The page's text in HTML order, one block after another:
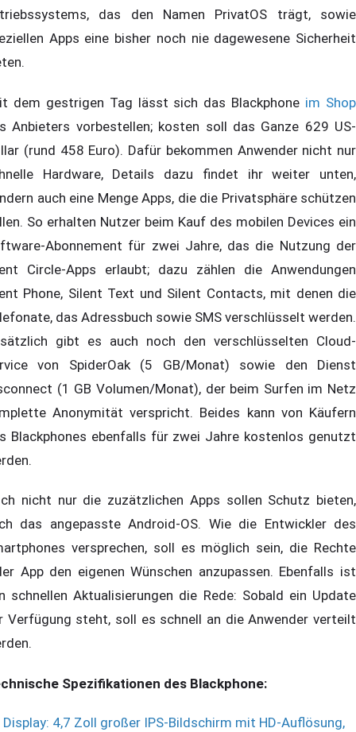
das den Namen PrivatOS trägt, sowie
Apps eine bisher noch nie dagewesene Sicherheit
dem gestrigen Tag lässt sich das Blackphone im Shop
Anbieters vorbestellen; kosten soll das Ganze 629 US-
(rund 458 Euro). Dafür bekommen Anwender nicht nur
Hardware, Details dazu findet ihr weiter unten,
auch eine Menge Apps, die die Privatsphäre schützen
So erhalten Nutzer beim Kauf des mobilen Devices ein
Abonnement für zwei Jahre, das die Nutzung der
Circle-Apps erlaubt; dazu zählen die Anwendungen
Phone, Silent Text und Silent Contacts, mit denen die
das Adressbuch sowie SMS verschlüsselt werden.
gibt es auch noch den verschlüsselten Cloud-
von SpiderOak (5 GB/Monat) sowie den Dienst
(1 GB Volumen/Monat), der beim Surfen im Netz
Anonymität verspricht. Beides kann von Käufern
Blackphones ebenfalls für zwei Jahre kostenlos genutzt
nicht nur die zuzätzlichen Apps sollen Schutz bieten,
das angepasste Android-OS. Wie die Entwickler des
versprechen, soll es möglich sein, die Rechte
App den eigenen Wünschen anzupassen. Ebenfalls ist
schnellen Aktualisierungen die Rede: Sobald ein Update
Verfügung steht, soll es schnell an die Anwender verteilt
Spezifikationen des Blackphone:
Display: 4,7 Zoll großer IPS-Bildschirm mit HD-Auflösung,